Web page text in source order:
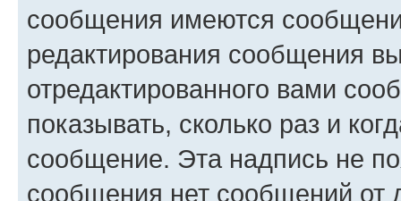
сообщения имеются
редактирования сообщения
отредактированного вами
показывать, сколько раз и
сообщение. Эта надпись не
сообщения нет сообщений от